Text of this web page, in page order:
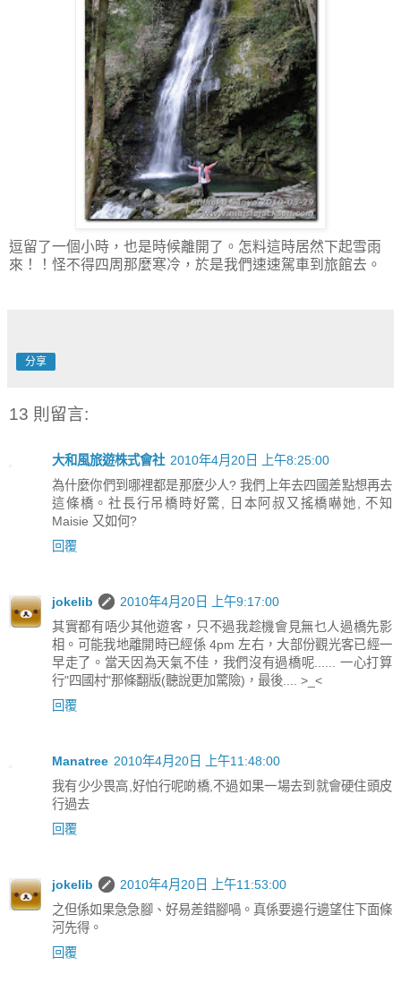
逗留了一個小時，也是時候離開了。怎料這時居然下起雪雨
來！！怪不得四周那麼寒冷，於是我們速速駕車到旅館去。
分享
13 則留言:
大和風旅遊株式會社 2010年4月20日 上午8:25:00
為什麼你們到哪裡都是那麼少人? 我們上年去四國差點想再去
這條橋。社長行吊橋時好驚, 日本阿叔又搖橋嚇她, 不知
Maisie 又如何?
回覆
jokelib
2010年4月20日 上午9:17:00
其實都有唔少其他遊客，只不過我趁機會見無乜人過橋先影
相。可能我地離開時已經係 4pm 左右，大部份觀光客已經一
早走了。當天因為天氣不佳，我們沒有過橋呢...... 一心打算
行"四國村"那條翻版(聽說更加驚險)，最後.... >_<
回覆
Manatree 2010年4月20日 上午11:48:00
我有少少畏高,好怕行呢啲橋,不過如果一場去到就會硬住頭皮
行過去
回覆
jokelib
2010年4月20日 上午11:53:00
之但係如果急急腳、好易差錯腳喎。真係要邊行邊望住下面條
河先得。
回覆